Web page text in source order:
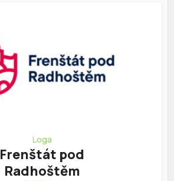
Loga
Frenštát pod
Radhoštěm